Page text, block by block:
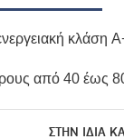
κλάση
από 40 έως
ΣΤΗΝ ΊΔΙΑ